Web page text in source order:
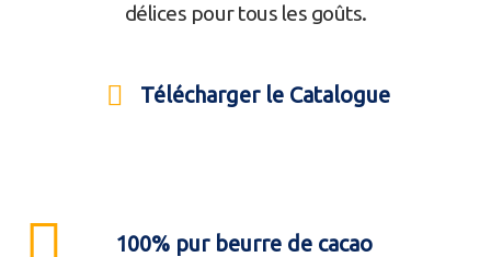
délices pour tous les goûts.
Télécharger le Catalogue
100% pur beurre de cacao